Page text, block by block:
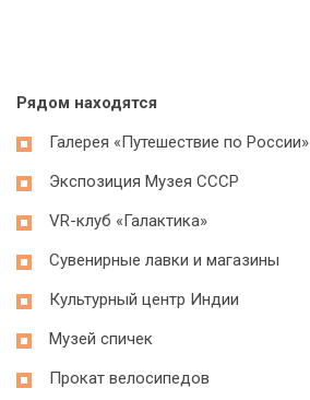
Рядом находятся
Галерея «Путешествие по России»
Экспозиция Музея СССР
VR-клуб «Галактика»
Сувенирные лавки и магазины
Культурный центр Индии
Музей спичек
Прокат велосипедов